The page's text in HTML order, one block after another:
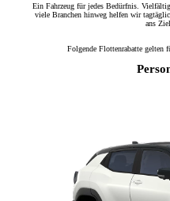
Ein Fahrzeug für jedes Bedürfnis.
viele Branchen hinweg helfen wir
ans
Folgende Flottenrabatte gelten